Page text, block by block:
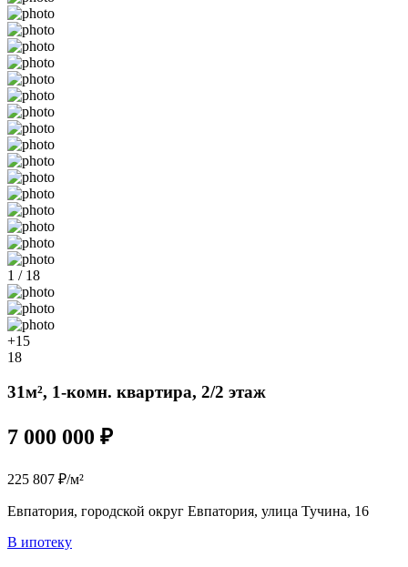
1 / 18
+15
18
31м², 1-комн. квартира, 2/2 этаж
7 000 000 ₽
225 807 ₽/м²
Евпатория, городской округ Евпатория, улица Тучина, 16
В ипотеку